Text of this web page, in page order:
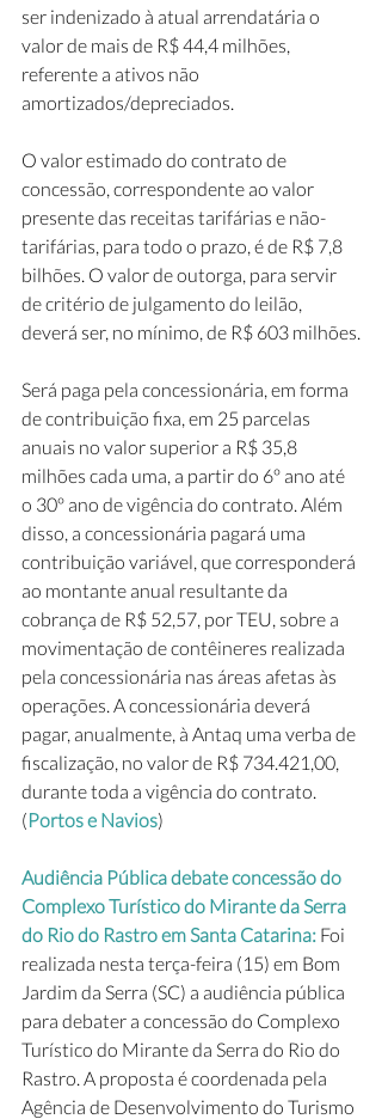
ser indenizado à atual arrendatária o
valor de mais de R$ 44,4 milhões,
referente a ativos não
amortizados/depreciados.
O valor estimado do contrato de
concessão, correspondente ao valor
presente das receitas tarifárias e não-
tarifárias, para todo o prazo, é de R$ 7,8
bilhões. O valor de outorga, para servir
de critério de julgamento do leilão,
deverá ser, no mínimo, de R$ 603 milhões.
Será paga pela concessionária, em forma
de contribuição fixa, em 25 parcelas
anuais no valor superior a R$ 35,8
milhões cada uma, a partir do 6º ano até
o 30º ano de vigência do contrato. Além
disso, a concessionária pagará uma
contribuição variável, que corresponderá
ao montante anual resultante da
cobrança de R$ 52,57, por TEU, sobre a
movimentação de contêineres realizada
pela concessionária nas áreas afetas às
operações. A concessionária deverá
pagar, anualmente, à Antaq uma verba de
fiscalização, no valor de R$ 734.421,00,
durante toda a vigência do contrato.
(Portos e Navios)
Audiência Pública debate concessão do
Complexo Turístico do Mirante da Serra
do Rio do Rastro em Santa Catarina: Foi
realizada nesta terça-feira (15) em Bom
Jardim da Serra (SC) a audiência pública
para debater a concessão do Complexo
Turístico do Mirante da Serra do Rio do
Rastro. A proposta é coordenada pela
Agência de Desenvolvimento do Turismo